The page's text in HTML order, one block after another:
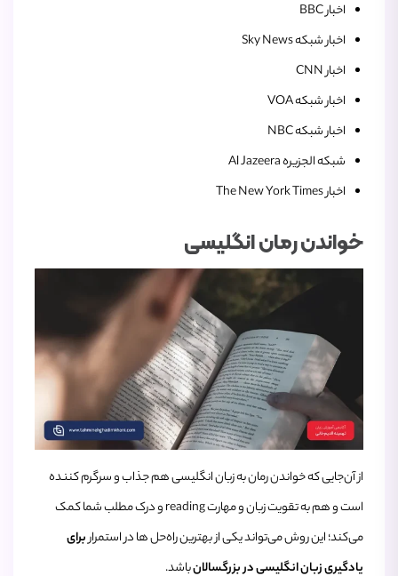
اخبار BBC
اخبار شبکه Sky News
اخبار CNN
اخبار شبکه VOA
اخبار شبکه NBC
شبکه الجزیره Al Jazeera
اخبار The New York Times
خواندن رمان انگلیسی
از آن‌جایی که خواندن رمان به زبان انگلیسی هم جذاب و سرگرم کننده
است و هم به تقویت زبان و مهارت reading و درک مطلب شما کمک
می‌کند؛ این روش می‌تواند یکی از بهترین راه‌حل ها در استمراربرای
یادگیری زبان انگلیسی در بزرگسالانباشد.